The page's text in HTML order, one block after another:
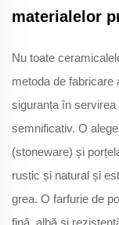
materialelor
Nu toate
metoda de fabricare
siguranța în
semnificativ. O
(stoneware) și
rustic și natural și
grea. O farfurie de
fină, albă și